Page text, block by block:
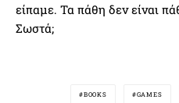
είπαμε. Τα πάθη δεν είναι
Σωστά;
BOOKS GAMES